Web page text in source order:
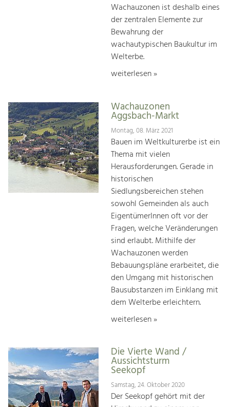
Wachauzonen ist deshalb eines
der zentralen Elemente zur
Bewahrung der
wachautypischen Baukultur im
Welterbe.
weiterlesen »
Wachauzonen
Aggsbach-Markt
Montag, 08. März 2021
Bauen im Weltkulturerbe ist ein
Thema mit vielen
Herausforderungen. Gerade in
historischen
Siedlungsbereichen stehen
sowohl Gemeinden als auch
EigentümerInnen oft vor der
Fragen, welche Veränderungen
sind erlaubt. Mithilfe der
Wachauzonen werden
Bebauungspläne erarbeitet, die
den Umgang mit historischen
Bausubstanzen im Einklang mit
dem Welterbe erleichtern.
weiterlesen »
Die Vierte Wand /
Aussichtsturm
Seekopf
Samstag, 24. Oktober 2020
Der Seekopf gehört mit der